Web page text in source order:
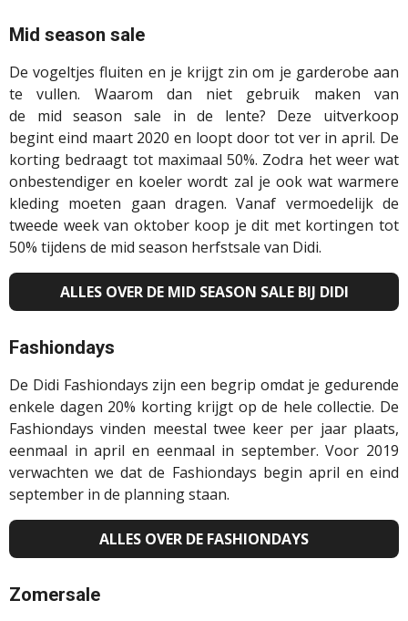
Mid season sale
De vogeltjes fluiten en je krijgt zin om je garderobe aan
te vullen. Waarom dan niet gebruik maken van
de
mid season
sale in de lente? Deze uitverkoop
begint eind maart 2020 en loopt door tot ver in april. De
korting bedraagt tot maximaal 50%. Zodra het weer wat
onbestendiger en koeler wordt zal je ook wat warmere
kleding moeten gaan dragen. Vanaf vermoedelijk de
tweede week van oktober koop je dit met kortingen tot
50% tijdens de mid season herfstsale van Didi.
ALLES OVER DE MID SEASON SALE BIJ DIDI
Fashiondays
De Didi Fashiondays zijn een begrip omdat je gedurende
enkele dagen 20% korting krijgt op de hele collectie. De
Fashiondays vinden meestal twee keer per jaar plaats,
eenmaal in april en eenmaal in september. Voor 2019
verwachten we dat de Fashiondays begin april en eind
september in de planning staan.
ALLES OVER DE FASHIONDAYS
Zomersale